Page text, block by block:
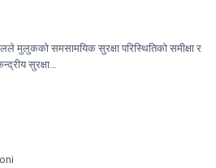
मुलुकको समसामयिक सुरक्षा परिस्थितिको समीक्षा र
सुरक्षा…